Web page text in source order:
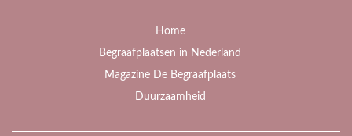
Home
Begraafplaatsen in Nederland
Magazine De Begraafplaats
Duurzaamheid